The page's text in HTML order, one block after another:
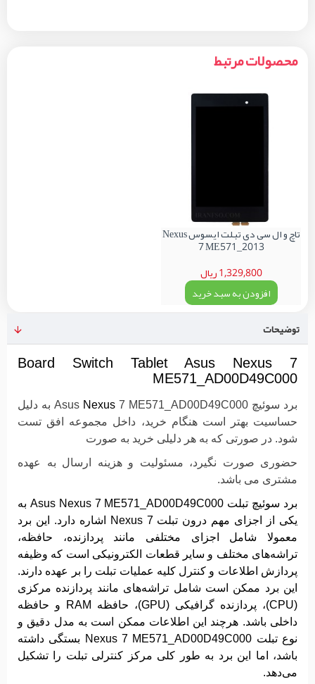
محصولات مرتبط
تاچ و ال سی دی تبلت ایسوس Nexus
7 ME571_2013
1,329,800 ریال
افزودن به سبد خرید
توضیحات
Board Switch Tablet Asus Nexus 7
ME571_AD00D49C000
برد سوئیچ Asus Nexus 7 ME571_AD00D49C000
به دلیل
حساسیت بهتر است هنگام خرید، داخل مجموعه افق تست
شود. در صورتی که به هر دلیلی خرید به صورت
حضوری صورت نگیرد، مسئولیت و هزینه ارسال به عهده
مشتری می باشد.
برد سوئیچ تبلت Asus Nexus 7 ME571_AD00D49C000 به
یکی از اجزای مهم درون تبلت Nexus 7 اشاره دارد. این برد
معمولا شامل اجزای مختلفی مانند پردازنده، حافظه،
تراشه‌های مختلف و سایر قطعات الکترونیکی است که وظیفه
پردازش اطلاعات و کنترل کلیه عملیات تبلت را بر عهده دارند.
این برد ممکن است شامل تراشه‌های مانند پردازنده مرکزی
(CPU)، پردازنده گرافیکی (GPU)، حافظه RAM و حافظه
داخلی باشد. هرچند این اطلاعات ممکن است به مدل دقیق و
نوع تبلت Nexus 7 ME571_AD00D49C000 بستگی داشته
باشد، اما این برد به طور کلی مرکز کنترلی تبلت را تشکیل
می‌دهد.